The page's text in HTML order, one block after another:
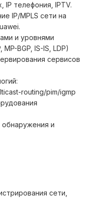
IP телефония, IPTV.
IP/MPLS сети на
и уровнями
MP-BGP, IS-IS, LDP)
сервисов
routing/pim/igmp
обнаружения и
сети,